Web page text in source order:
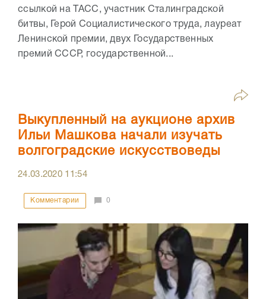
ссылкой на ТАСС, участник Сталинградской
битвы, Герой Социалистического труда, лауреат
Ленинской премии, двух Государственных
премий СССР, государственной...
Выкупленный на аукционе архив
Ильи Машкова начали изучать
волгоградские искусствоведы
24.03.2020 11:54
Комментарии 0